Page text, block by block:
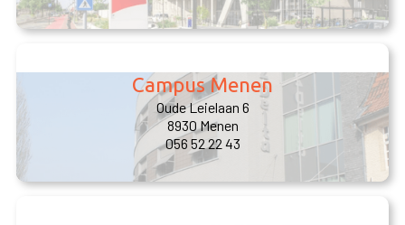
Campus Menen
Oude Leielaan 6
8930 Menen
056 52 22 43